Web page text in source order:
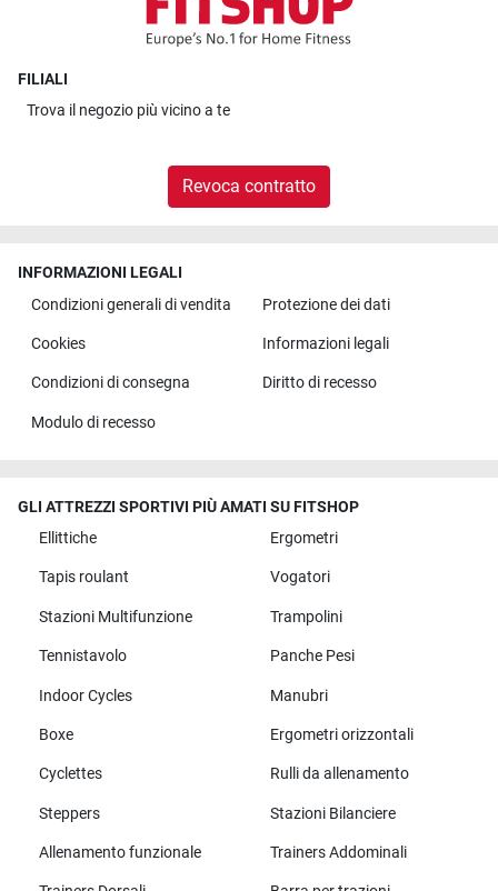
FILIALI
Trova il negozio più vicino a te
Revoca contratto
INFORMAZIONI LEGALI
Condizioni generali di vendita
Protezione dei dati
Cookies Informazioni legali
Condizioni di consegna Diritto di recesso
Modulo di recesso
GLI ATTREZZI SPORTIVI PIÙ AMATI SU FITSHOP
Ellittiche
Ergometri
Tapis roulant Vogatori
Stazioni Multifunzione Trampolini
Tennistavolo Panche Pesi
Indoor Cycles Manubri
Boxe Ergometri orizzontali
Cyclettes Rulli da allenamento
Steppers Stazioni Bilanciere
Allenamento funzionale Trainers Addominali